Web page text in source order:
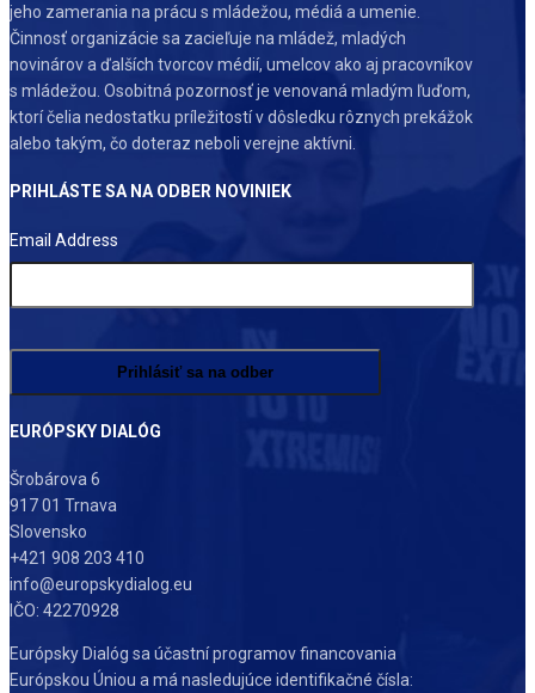
jeho zamerania na prácu s mládežou, médiá a umenie.
Činnosť organizácie sa zacieľuje na mládež, mladých
novinárov a ďalších tvorcov médií, umelcov ako aj pracovníkov
s mládežou. Osobitná pozornosť je venovaná mladým ľuďom,
ktorí čelia nedostatku príležitostí v dôsledku rôznych prekážok
alebo takým, čo doteraz neboli verejne aktívni.
PRIHLÁSTE SA NA ODBER NOVINIEK
Email Address
EURÓPSKY DIALÓG
Šrobárova 6
917 01 Trnava
Slovensko
+421 908 203 410
info@europskydialog.eu
IČO: 42270928
Európsky Dialóg sa účastní programov financovania
Európskou Úniou a má nasledujúce identifikačné čísla: